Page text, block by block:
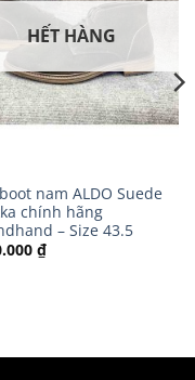
HẾT HÀNG
nam ALDO Suede
chính hãng
– Size 43.5
₫